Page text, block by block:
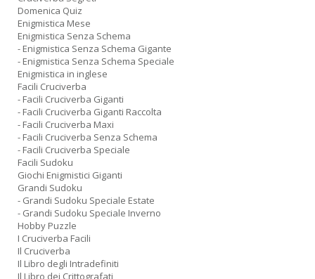
Domenica Quiz
Enigmistica Mese
Enigmistica Senza Schema
- Enigmistica Senza Schema Gigante
- Enigmistica Senza Schema Speciale
Enigmistica in inglese
Facili Cruciverba
- Facili Cruciverba Giganti
- Facili Cruciverba Giganti Raccolta
- Facili Cruciverba Maxi
- Facili Cruciverba Senza Schema
- Facili Cruciverba Speciale
Facili Sudoku
Giochi Enigmistici Giganti
Grandi Sudoku
- Grandi Sudoku Speciale Estate
- Grandi Sudoku Speciale Inverno
Hobby Puzzle
I Cruciverba Facili
Il Cruciverba
Il Libro degli Intradefiniti
Il Libro dei Crittografati